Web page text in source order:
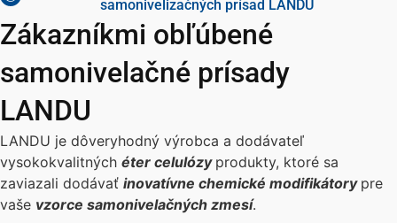
samonivelizačných prísad LANDU
Zákazníkmi obľúbené
samonivelačné prísady
LANDU
LANDU je dôveryhodný výrobca a dodávateľ
vysokokvalitných éter celulózy produkty, ktoré sa
zaviazali dodávať inovatívne chemické modifikátory pre
vaše vzorce samonivelačných zmesí.